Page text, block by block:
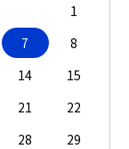
1
7
8
14
15
21
22
28
29